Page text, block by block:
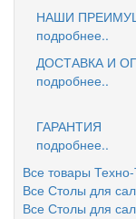
НАШИ
подробнее..
ДОСТАВКА И
подробнее..
ГАРАНТИЯ
подробнее..
Все товары
Все Столы для
Все Столы для